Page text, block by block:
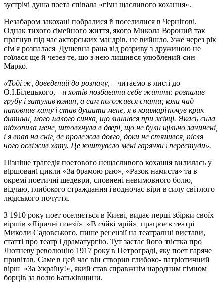
зустрічі душа поета співала «гімн щасливого кохання».
Незабаром закохані побралися й поселилися в Чернігові.
Однак тихого сімейного життя, якого Микола Вороний так
прагнув під час акторських мандрів, не вийшло. Уже через рік
сім′я розпалася. Душевна рана від розриву з дружиною не
гоїлася ще й через те, що з нею лишився улюблений син
Марко.
«Тоді ж, доведений до розпачу, – читаємо в листі до
О.І.Білецького, – я хотів позбавити себе життя: розпалив
грубу і затулив комин, а сам положився спати; коли чад
наповнив хату і став душити мене, я в кошмарі почув крик
дитини, мого малого синка, що лишився при жінці. Якась сила
підхопила мене, штовхнула в двері, що не були щільно зачинені,
і я впав на сніг, де пролежав довго, доки не стямився, після
чого освіжив хату. Це коштувало мені гарячки і перестуди».
Пізніше трагедія поетового нещасливого кохання вилилась у
віршовані цикли «За брамою раю», «Разок намиста» та в
окремі поетичні шедеври, сповнені невимовного болю,
відчаю, глибокого страждання і водночас віри в силу світлого
людського почуття.
З 1910 року поет оселяється в Києві, видає перші збірки своїх
віршів «Ліричні поезії», «В сяйві мрій», працює в театрі
Миколи Садовського, пише рецензії на театральні вистави,
статті про театр і драматургію. Тут застає його звістка про
Лютневу революцію 1917 року в Петрограді, яку поет гаряче
привітав. Саме в цей час він створив глибоко- патріотичний
вірш «За Україну!», який став справжнім народним гімном
борців за волю Батьківщини.